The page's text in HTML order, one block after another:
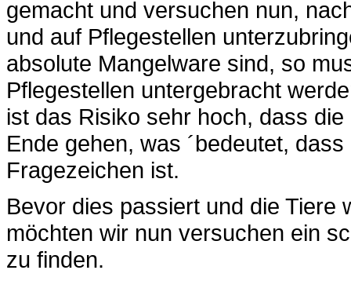
gemacht und versuchen nun,
und auf Pflegestellen
absolute Mangelware sind, so
Pflegestellen untergebracht
ist das Risiko sehr hoch, dass
Ende gehen, was ´bedeutet,
Fragezeichen ist.
Bevor dies passiert und die Tiere
möchten wir nun versuchen ein
zu finden.